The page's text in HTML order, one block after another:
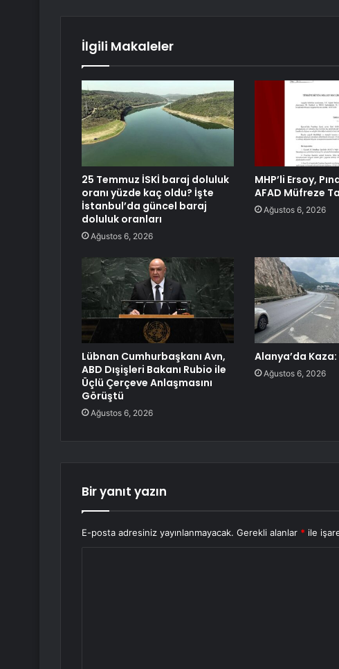
İlgili Makaleler
25 Temmuz İSKİ baraj doluluk
oranı yüzde kaç oldu? İşte
İstanbul’da güncel baraj
doluluk oranları
Ağustos 6, 2026
MHP’li Ersoy,
AFAD Müfreze
Ağustos 6, 2026
Lübnan Cumhurbaşkanı Avn,
ABD Dışişleri Bakanı Rubio ile
Üçlü Çerçeve Anlaşmasını
Görüştü
Ağustos 6, 2026
Alanya’da Kaza:
Ağustos 6, 2026
Bir yanıt yazın
E-posta adresiniz yayınlanmayacak. Gerekli alanlar * ile